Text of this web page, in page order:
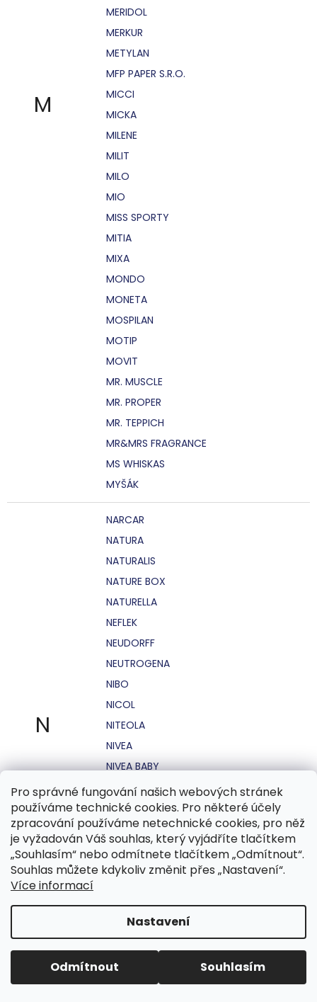
Pro správné fungování našich webových stránek
používáme technické cookies. Pro některé účely
zpracování používáme netechnické cookies, pro něž
je vyžadován Váš souhlas, který vyjádříte tlačítkem
„Souhlasím“ nebo odmítnete tlačítkem „Odmítnout“.
Souhlas můžete kdykoliv změnit přes „Nastavení“.
Více informací
Nastavení
Odmítnout Souhlasím
M
MERIDOL
MERKUR
METYLAN
MFP PAPER S.R.O.
MICCI
MICKA
MILENE
MILIT
MILO
MIO
MISS SPORTY
MITIA
MIXA
MONDO
MONETA
MOSPILAN
MOTIP
MOVIT
MR. MUSCLE
MR. PROPER
MR. TEPPICH
MR&MRS FRAGRANCE
MS WHISKAS
MYŠÁK
N
NARCAR
NATURA
NATURALIS
NATURE BOX
NATURELLA
NEFLEK
NEUDORFF
NEUTROGENA
NIBO
NICOL
NITEOLA
NIVEA
NIVEA BABY
NIVEA MEN
NIVEA SUN
NO STRESS
NOHEL GARDEN
NORDICS
NUK
O.B.
OASIS